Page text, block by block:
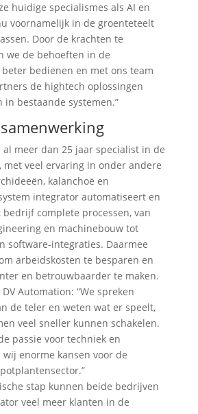
huidige specialismes als AI en
voornamelijk in de groenteteelt
Door de krachten te
we de behoeften in de
bedienen en met ons team
de hightech oplossingen
bestaande systemen.”
al meer dan 25 jaar specialist in de
veel ervaring in onder andere
kalanchoë en
integrator automatiseert en
complete processen, van
en machinebouw tot
software-integraties. Daarmee
arbeidskosten te besparen en
en betrouwbaarder te maken.
Automation: “We spreken
de teler en weten wat er speelt,
veel sneller kunnen schakelen.
passie voor techniek en
enorme kansen voor de
stap kunnen beide bedrijven
veel meer klanten in de